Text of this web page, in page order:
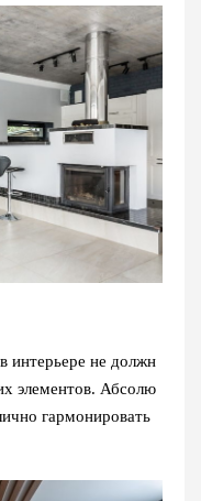
интерьере не должн
элементов. Абсолю
гармонировать